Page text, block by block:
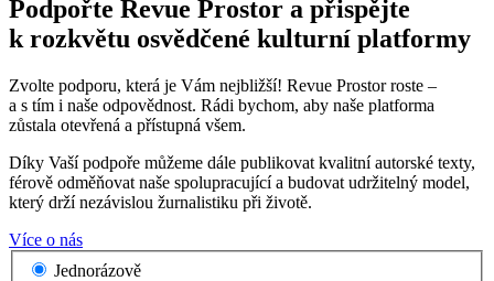
Podpořte Revue Prostor a přispějte
k rozkvětu osvědčené kulturní platformy
Zvolte podporu, která je Vám nejbližší! Revue Prostor roste –
a s tím i naše odpovědnost. Rádi bychom, aby naše platforma
zůstala otevřená a přístupná všem.
Díky Vaší podpoře můžeme dále publikovat kvalitní autorské texty,
férově odměňovat naše spolupracující a budovat udržitelný model,
který drží nezávislou žurnalistiku při životě.
Více o nás
Jednorázově